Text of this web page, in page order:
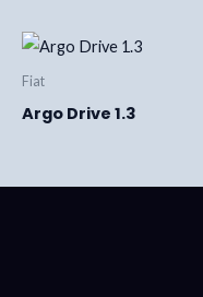
Fiat
Argo Drive 1.3